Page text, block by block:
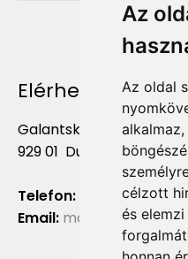
Az
Az oldal
célzott
és
Elérhetőség
Galantská cesta 658/2F
929 01 Dunajská Streda
Telefon:
+421 903 724
Email: